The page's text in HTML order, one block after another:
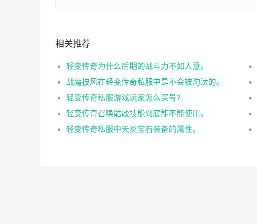
相关推荐
轻变传奇为什么后期的战斗力不如人意。
战魔披风在轻变传奇私服中是不会被淘汰的。
轻变传奇私服游戏玩家怎么买号?
轻变传奇召唤骷髅技能到底能不能使用。
轻变传奇私服中天炎宝石装备的属性。